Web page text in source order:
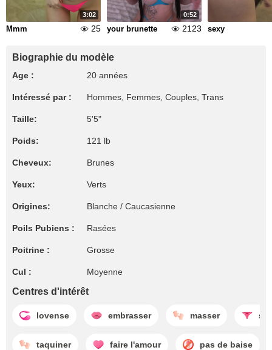
3:02
Mmm 25
0:52
your brunette 2123 sexy
Biographie du modèle
Age : 20 années
Intéressé par : Hommes, Femmes, Couples, Trans
Taille: 5'5"
Poids: 121 lb
Cheveux: Brunes
Yeux: Verts
Origines: Blanche / Caucasienne
Poils Pubiens : Rasées
Poitrine : Grosse
Cul : Moyenne
Centres d'intérêt
lovense embrasser masser se
taquiner faire l'amour pas de baise